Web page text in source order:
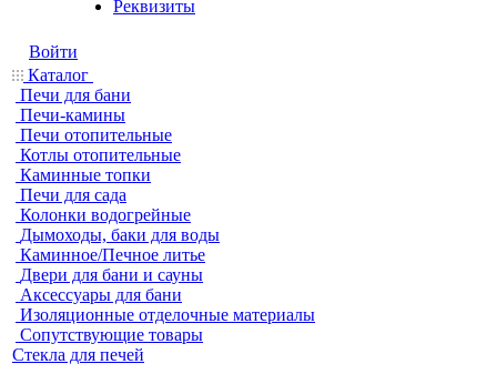
Реквизиты
Войти
Каталог
Печи для бани
Печи-камины
Печи отопительные
Котлы отопительные
Каминные топки
Печи для сада
Колонки водогрейные
Дымоходы, баки для воды
Каминное/Печное литье
Двери для бани и сауны
Аксессуары для бани
Изоляционные отделочные материалы
Сопутствующие товары
Стекла для печей